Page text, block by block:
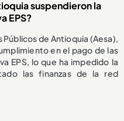
suspendieron la
EPS?
de Antioquia (Aesa),
en el pago de las
EPS, lo que ha impedido la
las finanzas de la red